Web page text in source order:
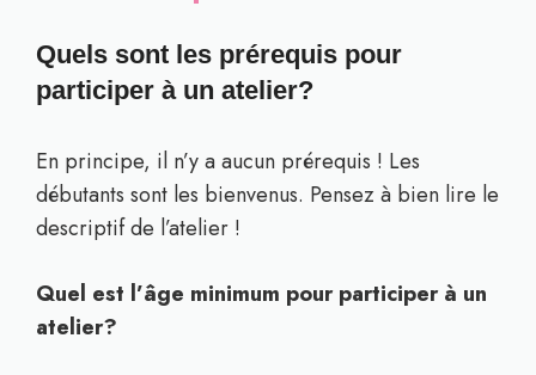
Quels sont les prérequis pour
participer à un atelier?
En principe, il n’y a aucun prérequis ! Les
débutants sont les bienvenus. Pensez à bien lire le
descriptif de l’atelier !
Quel est l’âge minimum pour participer à un
atelier?